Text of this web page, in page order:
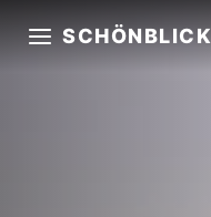
SCHÖNBLICK